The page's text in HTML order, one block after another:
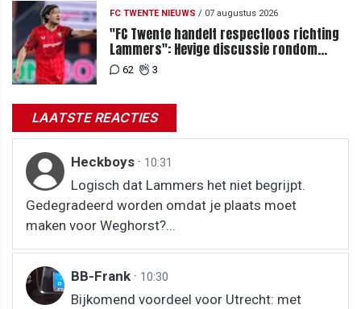
FC TWENTE NIEUWS / 07 augustus 2026
"FC Twente handelt respectloos richting
Lammers": Hevige discussie rondom
degradatie tot derde spits
62 3
LAATSTE REACTIES
Heckboys · 10:31
Logisch dat Lammers het niet begrijpt.
Gedegradeerd worden omdat je plaats moet
maken voor Weghorst?...
BB-Frank · 10:30
Bijkomend voordeel voor Utrecht: met